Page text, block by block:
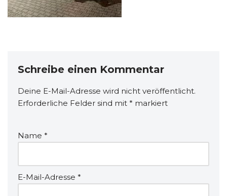
Schreibe einen Kommentar
Deine E-Mail-Adresse wird nicht veröffentlicht.
Erforderliche Felder sind mit * markiert
Name *
E-Mail-Adresse *